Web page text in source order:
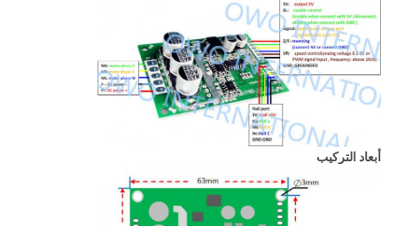
أبعاد التركيب